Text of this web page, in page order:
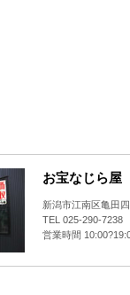
お宝なじら屋
新潟市江南区亀田
TEL 025-290-
営業時間